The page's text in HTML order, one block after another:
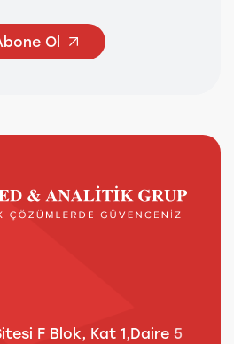
Ol
F Blok, Kat 1,Daire 5